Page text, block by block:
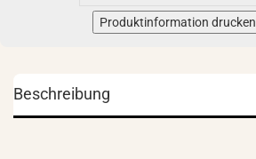
Produktinformation drucken
Beschreibung